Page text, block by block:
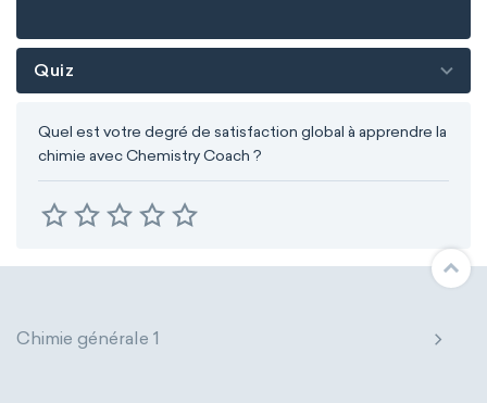
Quiz
Quel est votre degré de satisfaction global à apprendre la
chimie avec Chemistry Coach ?
Chimie générale 1